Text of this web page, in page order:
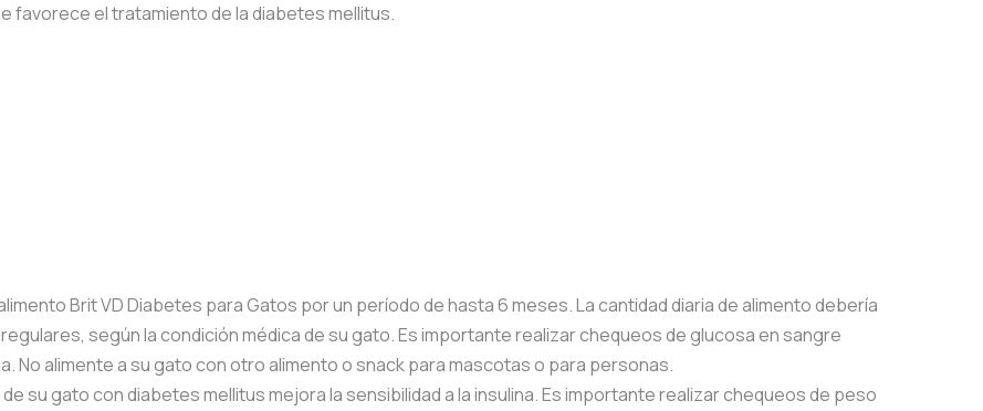
favorece el tratamiento de la diabetes mellitus.
Brit VD Diabetes para Gatos por un período de hasta 6 meses. La cantidad diaria de alimento debería
según la condición médica de su gato. Es importante realizar chequeos de glucosa en sangre
No alimente a su gato con otro alimento o snack para mascotas o para personas.
su gato con diabetes mellitus mejora la sensibilidad a la insulina. Es importante realizar chequeos de peso